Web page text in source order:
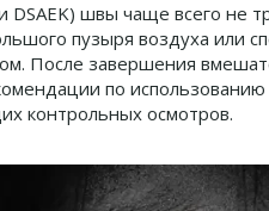
швы чаще всего не
пузыря воздуха или
После завершения
по использованию
контрольных осмотров.